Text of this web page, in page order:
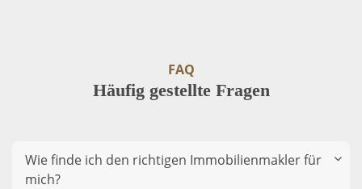
FAQ
Häufig gestellte Fragen
Wie finde ich den richtigen Immobilienmakler für
mich?